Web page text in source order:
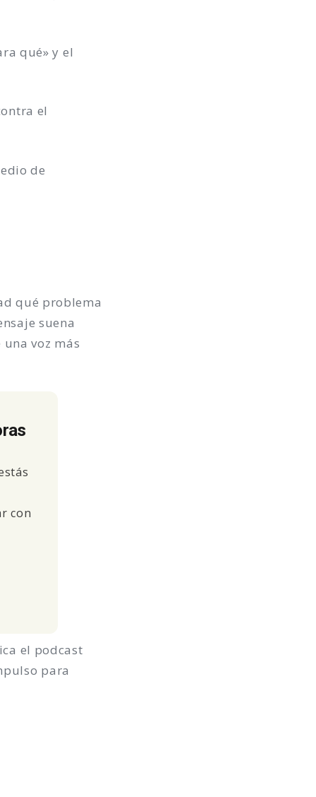
qué» y el
el
de
qué problema
suena
voz más
con
el podcast
para